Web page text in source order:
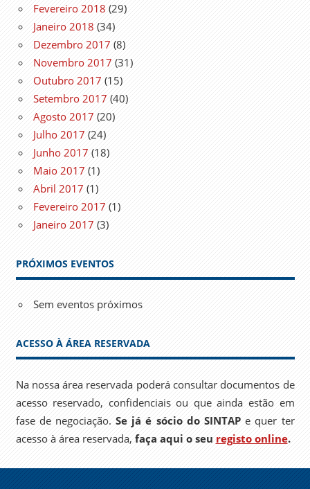
Fevereiro 2018 (29)
Janeiro 2018 (34)
Dezembro 2017 (8)
Novembro 2017 (31)
Outubro 2017 (15)
Setembro 2017 (40)
Agosto 2017 (20)
Julho 2017 (24)
Junho 2017 (18)
Maio 2017 (1)
Abril 2017 (1)
Fevereiro 2017 (1)
Janeiro 2017 (3)
PRÓXIMOS EVENTOS
Sem eventos próximos
ACESSO À ÁREA RESERVADA
Na nossa área reservada poderá consultar documentos de
acesso reservado, confidenciais ou que ainda estão em
fase de negociação.Se já é sócio do SINTAPe quer ter
acesso à área reservada, faça aqui o seu registo online.